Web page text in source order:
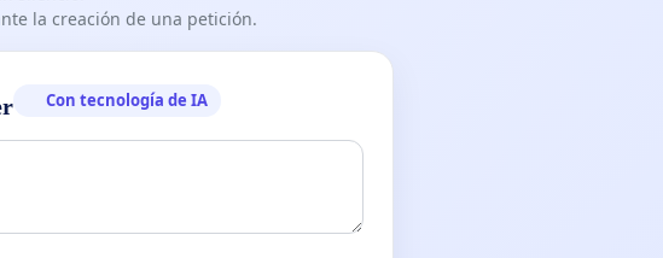
la creación de una petición.
Con tecnología de IA